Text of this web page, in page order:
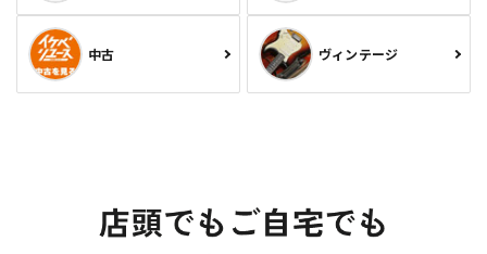
中古 ヴィンテージ